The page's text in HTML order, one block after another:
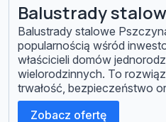
Balustrady
Balustrady stalowe
popularnością wśród
właścicieli domów
wielorodzinnych. To
trwałość, bezpieczeństwo
estetyczne. W firmie Q-
projektowaniu i wykonaniu
Zobacz ofertę